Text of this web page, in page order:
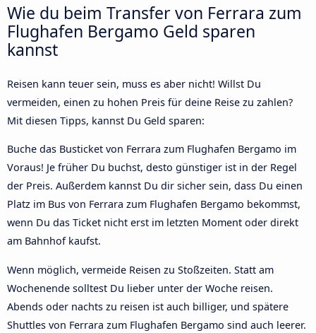
Wie du beim Transfer von Ferrara zum
Flughafen Bergamo Geld sparen
kannst
Reisen kann teuer sein, muss es aber nicht! Willst Du
vermeiden, einen zu hohen Preis für deine Reise zu zahlen?
Mit diesen Tipps, kannst Du Geld sparen:
Buche das Busticket von Ferrara zum Flughafen Bergamo im
Voraus! Je früher Du buchst, desto günstiger ist in der Regel
der Preis. Außerdem kannst Du dir sicher sein, dass Du einen
Platz im Bus von Ferrara zum Flughafen Bergamo bekommst,
wenn Du das Ticket nicht erst im letzten Moment oder direkt
am Bahnhof kaufst.
Wenn möglich, vermeide Reisen zu Stoßzeiten. Statt am
Wochenende solltest Du lieber unter der Woche reisen.
Abends oder nachts zu reisen ist auch billiger, und spätere
Shuttles von Ferrara zum Flughafen Bergamo sind auch leerer.